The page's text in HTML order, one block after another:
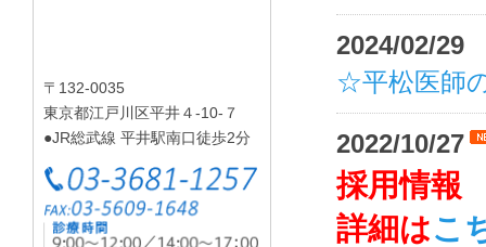
2024/02/29
☆平松医師
2022/10/27
採用情報
詳細はこ
〒132-0035
東京都江戸川区平井４-10-７
●JR総武線 平井駅南口徒歩2分